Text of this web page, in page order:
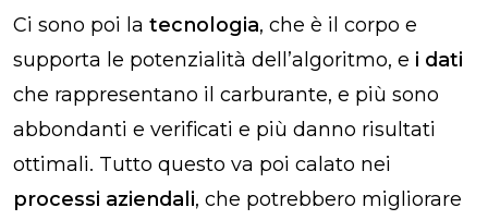
Ci sono poi la tecnologia, che è il corpo e
supporta le potenzialità dell’algoritmo, e i dati
che rappresentano il carburante, e più sono
abbondanti e verificati e più danno risultati
ottimali. Tutto questo va poi calato nei
processi aziendali, che potrebbero migliorare